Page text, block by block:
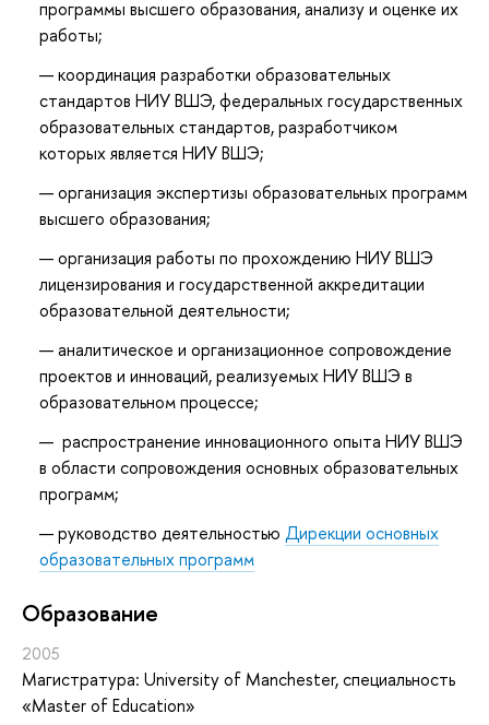
программы высшего образования, анализу и оценке их
работы;
координация разработки образовательных
стандартов НИУ ВШЭ, федеральных государственных
образовательных стандартов, разработчиком
которых является НИУ ВШЭ;
организация экспертизы образовательных программ
высшего образования;
организация работы по прохождению НИУ ВШЭ
лицензирования и государственной аккредитации
образовательной деятельности;
аналитическое и организационное сопровождение
проектов и инноваций, реализуемых НИУ ВШЭ в
образовательном процессе;
распространение инновационного опыта НИУ ВШЭ
в области сопровождения основных образовательных
программ;
руководство деятельностью Дирекции основных
образовательных программ
Oбразование
2005
Магистратура: University of Manchester, специальность
«Master of Education»